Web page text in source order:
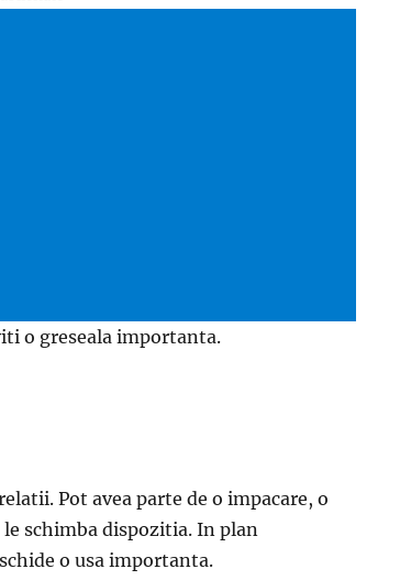
o greseala importanta.
Pot avea parte de o impacare, o
schimba dispozitia. In plan
o usa importanta.